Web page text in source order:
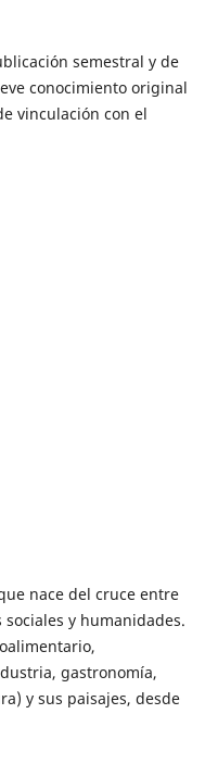
semestral y de
conocimiento original
vinculación con el
nace del cruce entre
y humanidades.
gastronomía,
y sus paisajes, desde